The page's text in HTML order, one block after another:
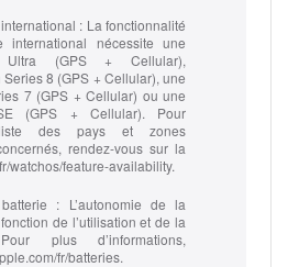
: La fonctionnalité
international nécessite une
Ultra (GPS + Cellular),
8 (GPS + Cellular), une
7 (GPS + Cellular) ou une
(GPS + Cellular). Pour
des pays et zones
rendez-vous sur la
watchos/feature-availability.
: L’autonomie de la
de l’utilisation et de la
plus d’informations,
fr/batteries.